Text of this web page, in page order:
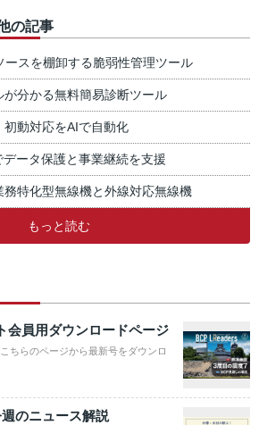
の記事
ースを棚卸する脆弱性管理ツール
が分かる無料簡易診断ツール
動対応をAIで自動化
ータ保護と事業継続を支援
特化型無線機と外線対応無線機
もっと読む
会員用ダウンロードページ
ちらのページから最新号をダウンロ
のニュース解説